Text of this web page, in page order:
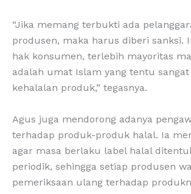
“Jika memang terbukti ada
produsen, maka harus diberi sanksi.
hak konsumen, terlebih mayoritas
adalah umat Islam yang tentu sangat
kehalalan produk,” tegasnya.
Agus juga mendorong adanya
terhadap produk-produk halal. Ia
agar masa berlaku label halal
periodik, sehingga setiap produsen
pemeriksaan ulang terhadap